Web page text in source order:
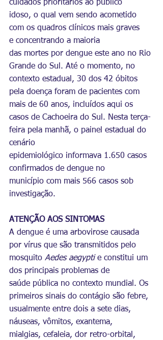
cuidados prioritários ao público
idoso, o qual vem sendo acometido
com os quadros clínicos mais graves
e concentrando a maioria
das mortes por dengue este ano no Rio
Grande do Sul. Até o momento, no
contexto estadual, 30 dos 42 óbitos
pela doença foram de pacientes com
mais de 60 anos, incluídos aqui os
casos de Cachoeira do Sul. Nesta terça-
feira pela manhã, o painel estadual do
cenário
epidemiológico informava 1.650 casos
confirmados de dengue no
município com mais 566 casos sob
investigação.
ATENÇÃO AOS SINTOMAS
A dengue é uma arbovirose causada
por vírus que são transmitidos pelo
mosquito Aedes aegypti e constitui um
dos principais problemas de
saúde pública no contexto mundial. Os
primeiros sinais do contágio são febre,
usualmente entre dois a sete dias,
náuseas, vômitos, exantema,
mialgias, cefaleia, dor retro-orbital,